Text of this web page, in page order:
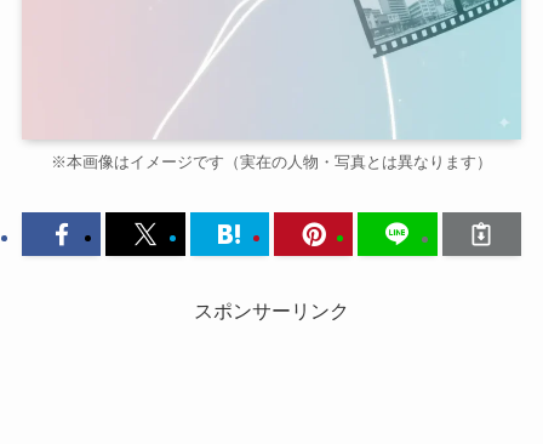
※本画像はイメージです（実在の人物・写真とは異なります）
スポンサーリンク